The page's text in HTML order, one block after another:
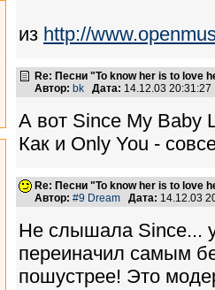
из http://
Re: Песни "To know her is to love
Автор: bk Дата: 14.12.03
А вот Since My Baby
Как и Only You -
Re: Песни "To know her is to love
Автор: #9 Dream Дата: 14.12.03
Не слышала Since...
переиначил самым
пошустрее! Это